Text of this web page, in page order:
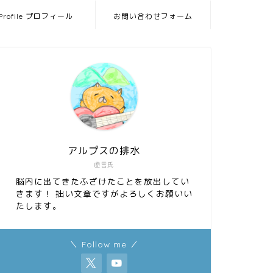
プロフィール お問い合わせフォーム
虚言氏
アルプスの排水
脳内に出てきたふざけたことを放出してい
きます！ 拙い文章ですがよろしくお願いい
たします。
＼ Follow me ／